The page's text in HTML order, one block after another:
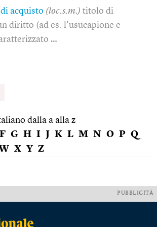
acquisto (loc.s.m.) titolo di
diritto (ad es. l'usucapione e
…
dalla a alla z
F G H I J K L M N O P Q
X Y Z
PUBBLICITÀ